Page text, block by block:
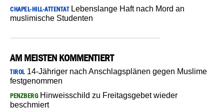
CHAPEL-HILL-ATTENTATLebenslange Haft nach Mord an
muslimische Studenten
AM MEISTEN KOMMENTIERT
TIROL14-Jähriger nach Anschlagsplänen gegen Muslime
festgenommen
PENZBERGHinweisschild zu Freitagsgebet wieder
beschmiert